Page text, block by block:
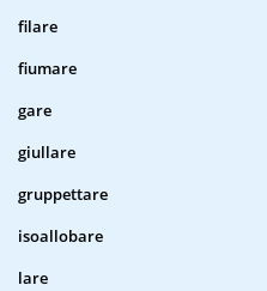
filare
fiumare
gare
giullare
gruppettare
isoallobare
lare